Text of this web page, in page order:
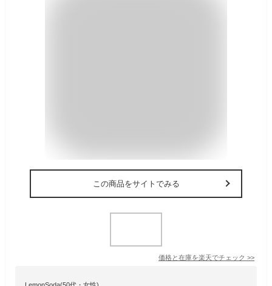
この商品をサイトでみる
価格と在庫を楽天でチェック >>